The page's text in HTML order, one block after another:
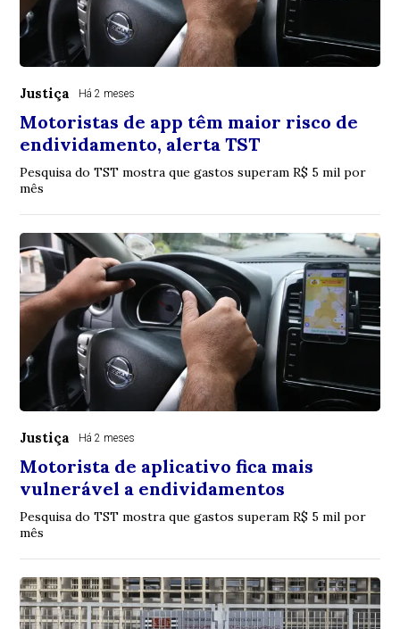
Justiça Há 2 meses
Motoristas de app têm maior risco de
endividamento, alerta TST
Pesquisa do TST mostra que gastos superam R$ 5 mil por
mês
Justiça Há 2 meses
Motorista de aplicativo fica mais
vulnerável a endividamentos
Pesquisa do TST mostra que gastos superam R$ 5 mil por
mês